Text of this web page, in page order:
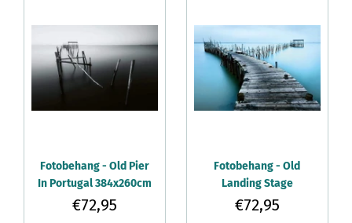
Fotobehang - Old Pier
In Portugal 384x260cm
- Vliesbehang
€72,95
Fotobehang - Old
Landing Stage
384x260cm -
€72,95